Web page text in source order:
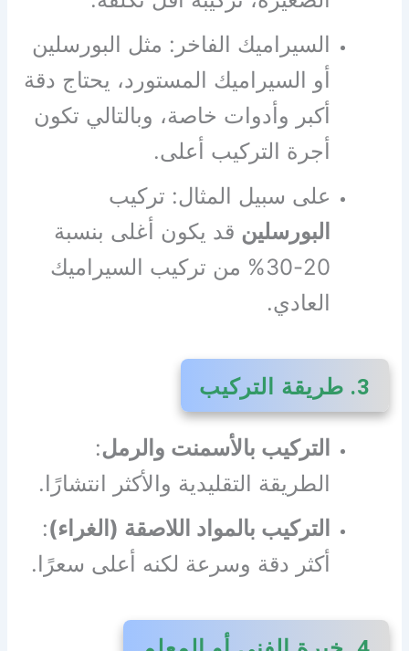
السيراميك الفاخر: مثل البورسلين
أو السيراميك المستورد، يحتاج دقة
أكبر وأدوات خاصة، وبالتالي تكون
أجرة التركيب أعلى.
على سبيل المثال: تركيب
البورسلين قد يكون أغلى بنسبة
20-30% من تركيب السيراميك
العادي.
3. طريقة التركيب
التركيب بالأسمنت والرمل:
الطريقة التقليدية والأكثر انتشارًا.
التركيب بالمواد اللاصقة (الغراء):
أكثر دقة وسرعة لكنه أعلى سعرًا.